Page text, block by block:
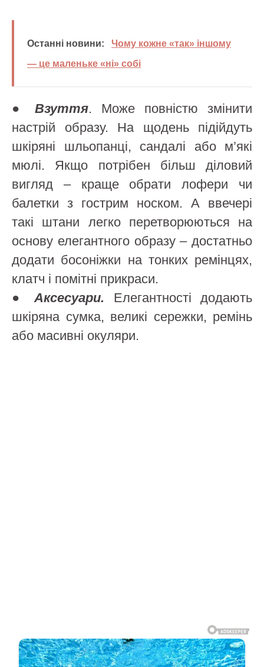
Останні новини:
Чому кожне «так» іншому
— це маленьке «ні» собі
● Взуття. Може повністю змінити
настрій образу. На щодень підійдуть
шкіряні шльопанці, сандалі або м’які
мюлі. Якщо потрібен більш діловий
вигляд – краще обрати лофери чи
балетки з гострим носком. А ввечері
такі штани легко перетворюються на
основу елегантного образу – достатньо
додати босоніжки на тонких ремінцях,
клатч і помітні прикраси.
● Аксесуари. Елегантності додають
шкіряна сумка, великі сережки, ремінь
або масивні окуляри.